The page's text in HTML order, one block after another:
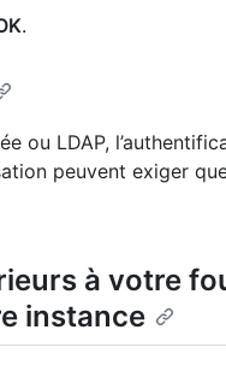
.
ou LDAP,
peuvent exiger
à votre
instance